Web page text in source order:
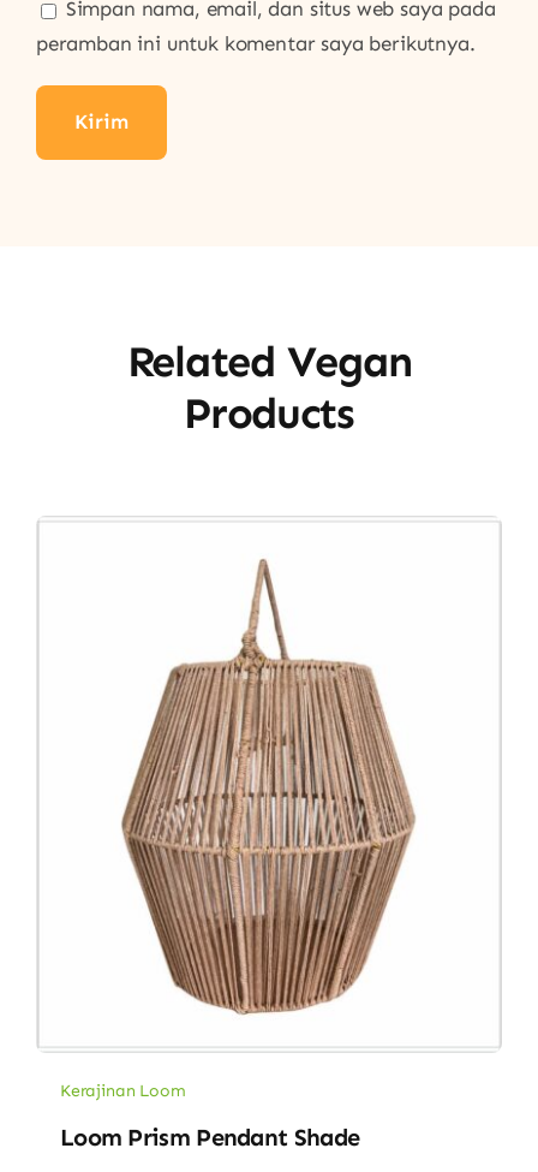
Simpan nama, email, dan situs web saya pada
peramban ini untuk komentar saya berikutnya.
Related Vegan
Products
Kerajinan Loom
Loom Prism Pendant Shade